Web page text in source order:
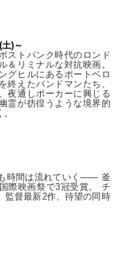
)～
ストパンク時代のロンド
＆リミナルな対抗映画。
グヒルにあるポートベロ
終えたバンドマンたち、
夜通しポーカーに興じる
霊が彷徨うような境界的
時間は流れていく—— 釜
際映画祭で3冠受賞。 チ
監督最新2作、待望の同時